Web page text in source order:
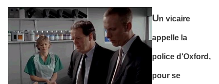
Un vicaire
appelle la
police d'Oxford,
pour se